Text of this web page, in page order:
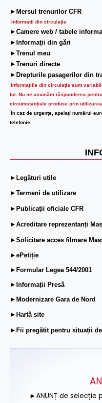
►Mersul trenurilor CFR
Informatii din circulaţie
►Camere web / tabele
►Informaţii din gări
►Trenul meu
►Trenuri directe
►Drepturile pasagerilor din
Informaţiile din circulaţie sunt
lor. Nu ne asumăm răspunderea
circumstanțiale produse prin
În caz de urgenţe, apelaţi numărul
telefonie.
►Legături utile
►Termeni de utilizare
►Publicații oficiale CFR
►Acreditare reprezentanți
►Solicitare acces filmare
►ePetiție
►Formular Legea 544/2001
►Informații Presă
►Modernizare Gara de Nord
►Hartă site
►Fii pregătit pentru situații
►ANUNȚ de selecție